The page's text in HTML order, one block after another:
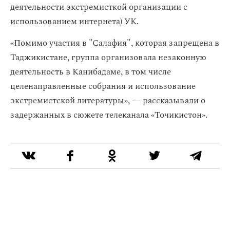
деятельности экстремисткой организации с
использованием интернета) УК.
«Помимо участия в "Салафия", которая запрещена в
Таджикистане, группа организовала незаконную
деятельность в Канибадаме, в том числе
целенаправленные собрания и использование
экстремистской литературы», — рассказывали о
задержанных в сюжете телеканала «Точикистон».